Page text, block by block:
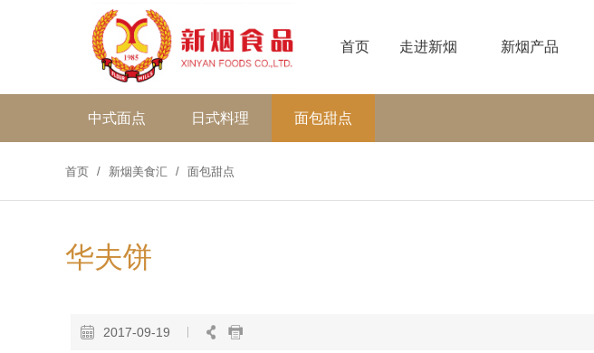
首页 走进新烟 新烟产品
中式面点 日式料理 面包甜点
首页 / 新烟美食汇 / 面包甜点
华夫饼
2017-09-19